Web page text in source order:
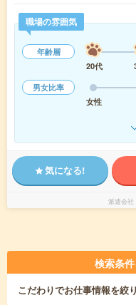
職場の雰囲気
年齢層
20代
男女比率
女性
気になる!
派遣会社
検索条
こだわりでお仕事情報を絞